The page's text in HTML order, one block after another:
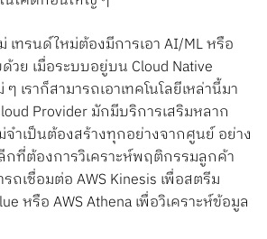
เทรนด์ใหม่ต้องมีการเอา AI/ML หรือ
ด้วย เมื่อระบบอยู่บน Cloud Native
เราก็สามารถเอาเทคโนโลยีเหล่านี้มา
Provider มักมีบริการเสริมหลาก
จำเป็นต้องสร้างทุกอย่างจากศูนย์อย่าง
กที่ต้องการวิเคราะห์พฤติกรรมลูกค้า
ถเชื่อมต่อ AWS Kinesis เพื่อสตรีม
หรือ AWS Athena เพื่อวิเคราะห์ข้อมูล